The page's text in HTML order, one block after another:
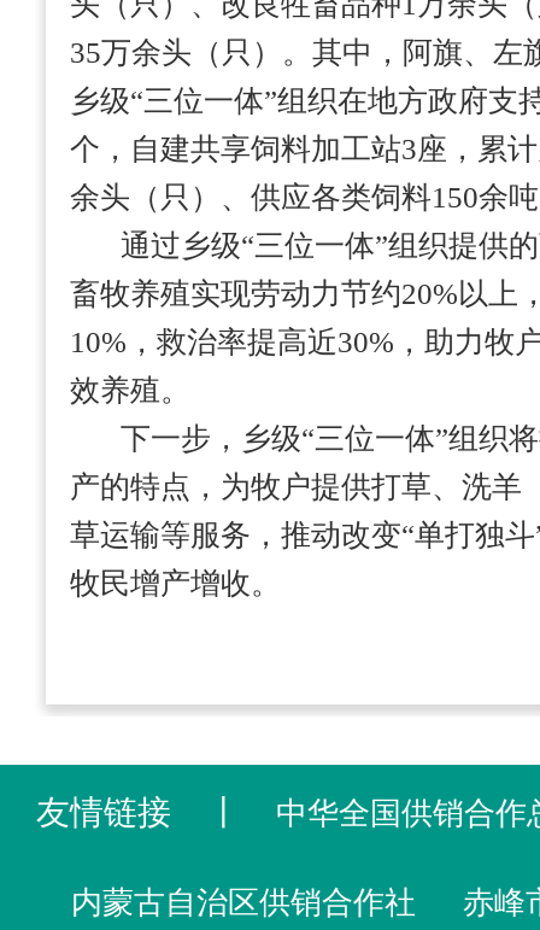
35万余头（只）。其中，阿旗、左
乡级“三位一体”组织在地方政府支
个，自建共享饲料加工站3座，累
余头（只）、供应各类饲料150余
通过乡级“三位一体”组织提供
畜牧养殖实现劳动力节约20%以上
10%，救治率提高近30%，助力牧
效养殖。
下一步，乡级“三位一体”组织
产的特点，为牧户提供打草、洗羊
草运输等服务，推动改变“单打独
牧民增产增收。
友情链接 中华全国供销合作
内蒙古自治区供销合作社 赤峰